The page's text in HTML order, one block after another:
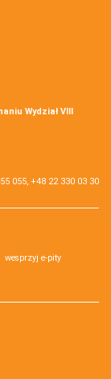
Wydział VIII
055, +48 22 330 03 30
wesprzyj e-pity